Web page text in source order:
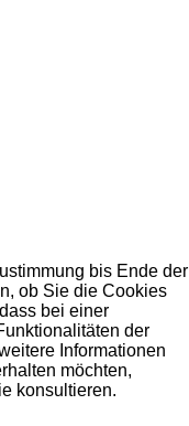
bis Ende der
ob Sie die Cookies
bei einer
der
Informationen
möchten,
konsultieren.